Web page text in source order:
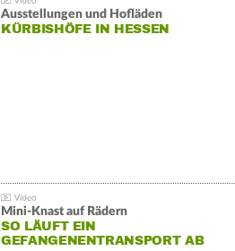
Ausstellungen und Hofläden
KÜRBISHÖFE IN HESSEN
Mini-Knast auf Rädern
SO LÄUFT EIN
GEFANGENENTRANSPORT AB